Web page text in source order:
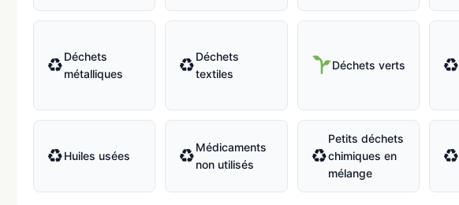
♻Déchets
métalliques
♻Déchets
textiles
Déchets verts ♻
♻Huiles usées ♻Médicaments
non utilisés
♻
Petits déchets
chimiques en
mélange
♻